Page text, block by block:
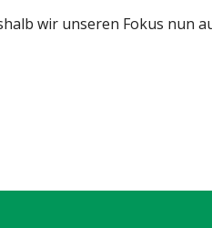
wir unseren Fokus